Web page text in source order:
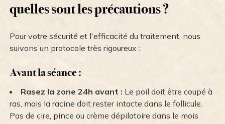
quelles sont les précautions ?
Pour votre sécurité et l'efficacité du traitement, nous
suivons un protocole très rigoureux :
Avant la séance :
Rasez la zone 24h avant : Le poil doit être coupé à
ras, mais la racine doit rester intacte dans le follicule.
Pas de cire, pince ou crème dépilatoire dans le mois